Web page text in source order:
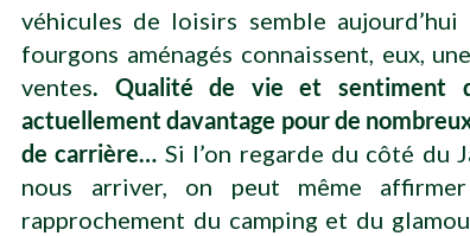
véhicules de loisirs semble
fourgons aménagés connaissent, eux,
ventes. Qualité de vie et sentiment
actuellement davantage pour de
de carrière… Si l’on regarde du côté du
nous arriver, on peut même
rapprochement du camping et du